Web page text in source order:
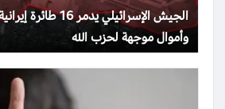
الجيش الإسرائيلي
وأموال موجهة لحزب الله